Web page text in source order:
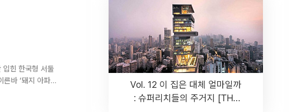
입힌 한국형 서둘
Vol. 12 이 집은 대체 얼마일까
: 슈퍼리치들의 주거지 [THE